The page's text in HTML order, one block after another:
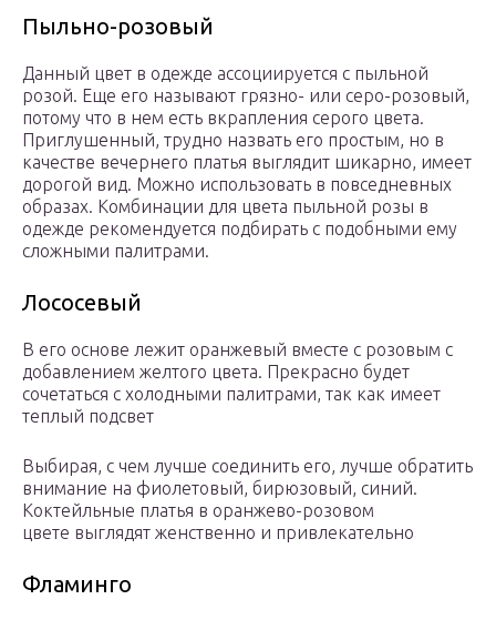
Пыльно-розовый
Данный цвет в одежде ассоциируется с пыльной
розой. Еще его называют грязно- или серо-розовый,
потому что в нем есть вкрапления серого цвета.
Приглушенный, трудно назвать его простым, но в
качестве вечернего платья выглядит шикарно, имеет
дорогой вид. Можно использовать в повседневных
образах. Комбинации для цвета пыльной розы в
одежде рекомендуется подбирать с подобными ему
сложными палитрами.
Лососевый
В его основе лежит оранжевый вместе с розовым с
добавлением желтого цвета. Прекрасно будет
сочетаться с холодными палитрами, так как имеет
теплый подсвет
Выбирая, с чем лучше соединить его, лучше обратить
внимание на фиолетовый, бирюзовый, синий.
Коктейльные платья в оранжево-розовом
цвете выглядят женственно и привлекательно
Фламинго